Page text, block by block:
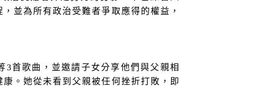
並為所有政治受難者爭取應得的權益，
3首歌曲，並邀請子女分享他們與父親相
。她從未看到父親被任何挫折打敗，即